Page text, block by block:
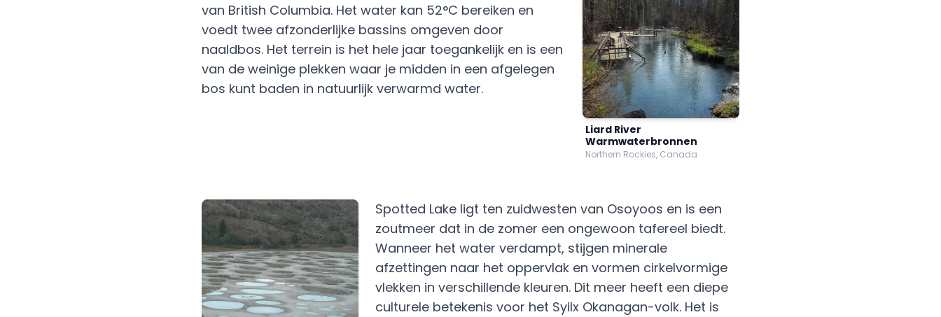
Liard River
Warmwaterbronnen
Northern Rockies, Canada
van British Columbia. Het water kan 52°C bereiken en
voedt twee afzonderlijke bassins omgeven door
naaldbos. Het terrein is het hele jaar toegankelijk en is een
van de weinige plekken waar je midden in een afgelegen
bos kunt baden in natuurlijk verwarmd water.
Spotted Lake ligt ten zuidwesten van Osoyoos en is een
zoutmeer dat in de zomer een ongewoon tafereel biedt.
Wanneer het water verdampt, stijgen minerale
afzettingen naar het oppervlak en vormen cirkelvormige
vlekken in verschillende kleuren. Dit meer heeft een diepe
culturele betekenis voor het Syilx Okanagan-volk. Het is